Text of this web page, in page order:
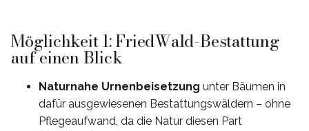
Möglichkeit 1: FriedWald-Bestattung
auf einen Blick
Naturnahe Urnenbeisetzung unter Bäumen in
dafür ausgewiesenen Bestattungswäldern – ohne
Pflegeaufwand, da die Natur diesen Part